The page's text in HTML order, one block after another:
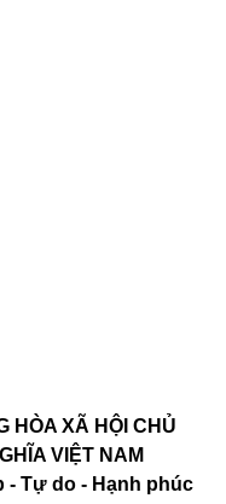
HÒA XÃ HỘI CHỦ
VIỆT NAM
- Tự do - Hạnh phúc